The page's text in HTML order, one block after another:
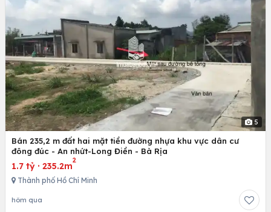
5
Bán 235,2 m đất hai mặt tiền đường nhựa khu vực dân cư
đông đúc - An nhứt-Long Điền - Bà Rịa
1.7 tỷ · 235.2m
2
Thành phố Hồ Chí Minh
hôm qua